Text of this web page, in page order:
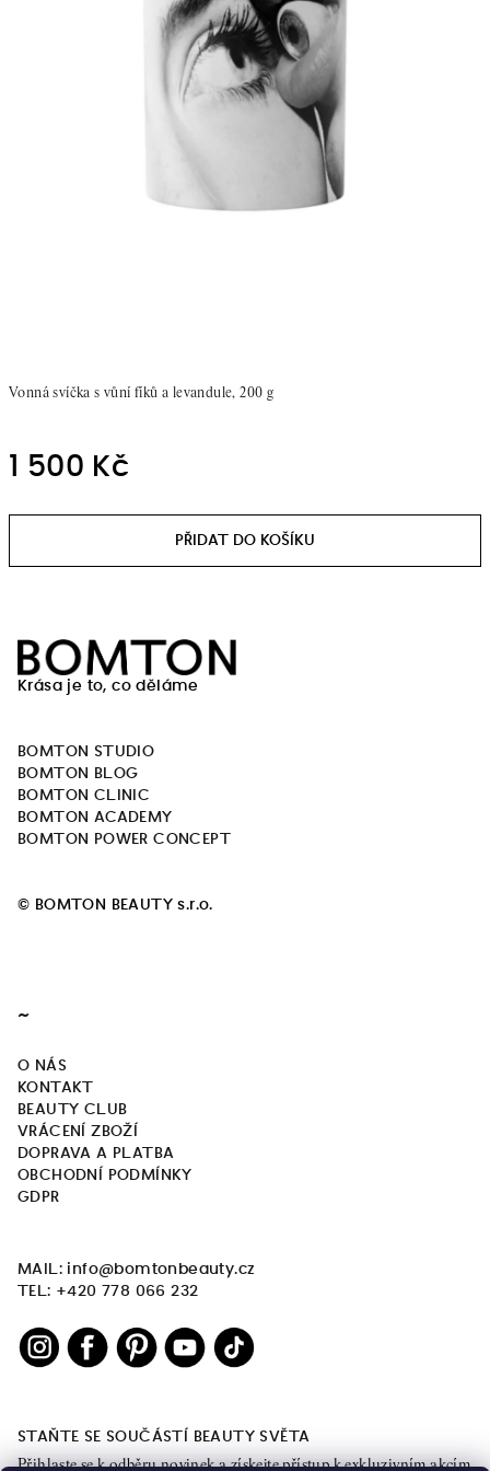
Vonná svíčka s vůní fíků a levandule, 200 g
1 500 Kč
Krása je to, co děláme
BOMTON STUDIO
BOMTON BLOG
BOMTON CLINIC
BOMTON ACADEMY
BOMTON POWER CONCEPT
© BOMTON BEAUTY s.r.o.
~
O NÁS
KONTAKT
BEAUTY CLUB
VRÁCENÍ ZBOŽÍ
DOPRAVA A PLATBA
OBCHODNÍ PODMÍNKY
GDPR
MAIL: info@bomtonbeauty.cz
TEL: +420 778 066 232
STAŇTE SE SOUČÁSTÍ BEAUTY SVĚTA
Přihlaste se k odběru novinek a získejte přístup k exkluzivním akcím